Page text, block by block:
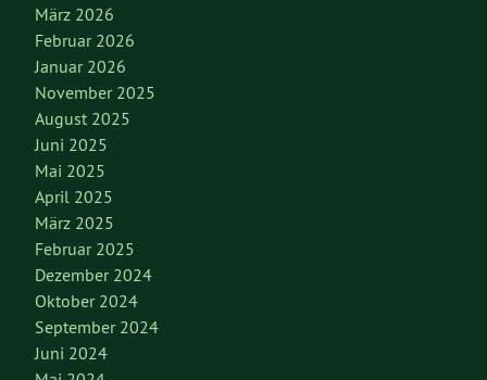
März 2026
Februar 2026
Januar 2026
November 2025
August 2025
Juni 2025
Mai 2025
April 2025
März 2025
Februar 2025
Dezember 2024
Oktober 2024
September 2024
Juni 2024